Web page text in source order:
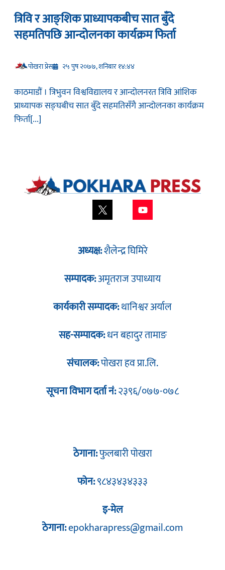
त्रिवि र आङ्शिक प्राध्यापकबीच सात बुँदे
सहमतिपछि आन्दोलनका कार्यक्रम फिर्ता
प‍ोखरा प्रेस २५ पुष २०७७, शनिबार १४:४४
काठमाडौं । त्रिभुवन विश्वविद्यालय र आन्दोलनरत त्रिवि आंशिक
प्राध्यापक सङ्घबीच सात बुँदे सहमतिसँगै आन्दोलनका कार्यक्रम
फिर्ता[...]
अध्यक्ष:शैलेन्द्र घिमिरे
सम्पादक:अमृतराज उपाध्याय
कार्यकारी सम्पादक:थानिश्वर अर्याल
सह-सम्पादक:धन बहादुर तामाङ
संचालक:पोखरा हव प्रा.लि.
सूचना विभाग दर्ता नं:२३९६/०७७-०७८
ठेगाना:फुलबारी पोखरा
फोन:९८४३४३४३३३
इ-मेल
ठेगाना:epokharapress@gmail.com